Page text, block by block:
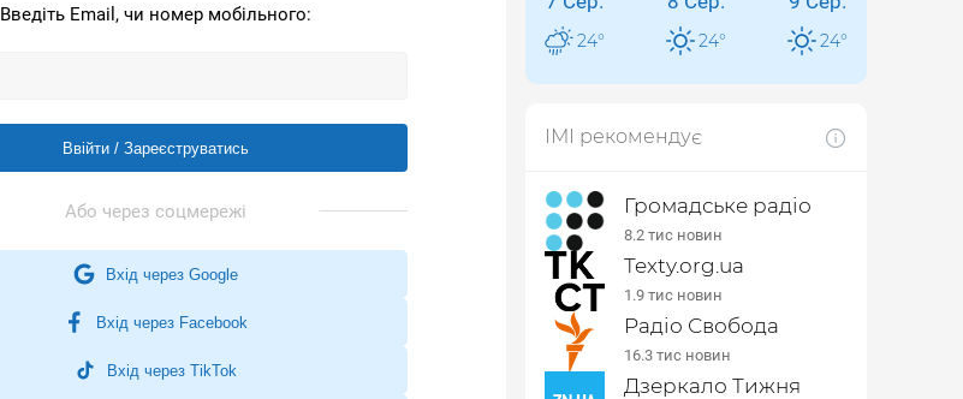
Введіть Email, чи номер мобільного:
Ввійти / Зареєструватись
Вхід через Google
Вхід через Facebook
Вхід через TikTok
24° 24° 24°
ІМІ рекомендує
Громадське радіо
8.2 тис новин
Texty.org.ua
1.9 тис новин
Радіо Свобода
16.3 тис новин
Дзеркало Тижня